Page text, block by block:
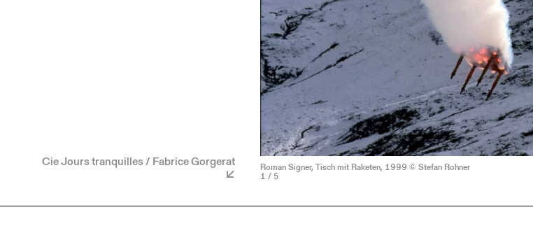
Cie Jours tranquilles / Fabrice Gorgerat Roman Signer, Tisch mit Raketen, 1999 © Stefan Rohner
1 / 5